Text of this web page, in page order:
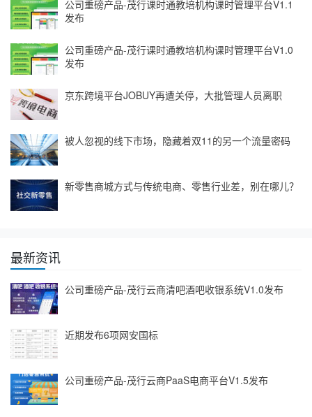
公司重磅产品-茂行课时通教培机构课时管理平台V1.1
发布
公司重磅产品-茂行课时通教培机构课时管理平台V1.0
发布
京东跨境平台JOBUY再遭关停，大批管理人员离职
被人忽视的线下市场，隐藏着双11的另一个流量密码
新零售商城方式与传统电商、零售行业差，别在哪儿？
最新资讯
公司重磅产品-茂行云商清吧酒吧收银系统V1.0发布
近期发布6项网安国标
公司重磅产品-茂行云商PaaS电商平台V1.5发布